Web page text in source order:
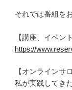
それでは番組を
【講座、イベン
https://
【オンラインサ
私が実践してき